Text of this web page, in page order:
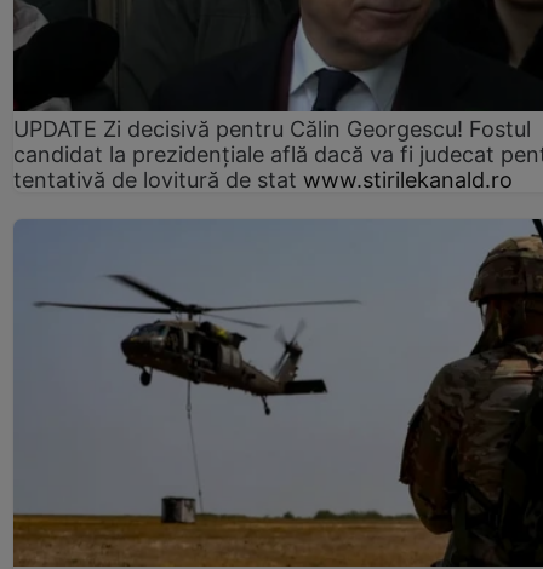
UPDATE Zi decisivă pentru Călin Georgescu! Fostul
candidat la prezidențiale află dacă va fi judecat
tentativă de lovitură de stat www.stirilekanald.ro